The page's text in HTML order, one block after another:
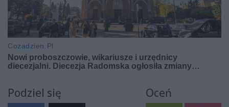
Podziel się Oceń